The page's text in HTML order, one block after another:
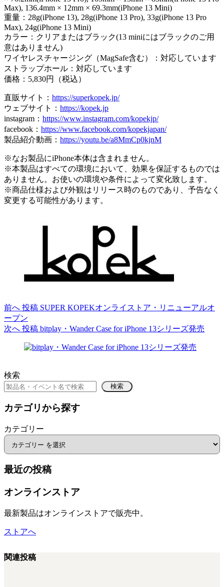
Max), 136.4mm × 12mm × 69.3mm(iPhone 13 Mini)
重量：28g(iPhone 13), 28g(iPhone 13 Pro), 33g(iPhone 13 Pro
Max), 24g(iPhone 13 Mini)
カラー：クリアまたはブラック(13 miniにはブラックのご用
意はありません)
ワイヤレスチャージング（MagSafe含む）：対応しています
ストラップホール：対応しています
価格：5,830円（税込）
直販サイト： https://superkopek.jp/
ウェブサイト： https://kopek.jp
instagram： https://www.instagram.com/kopekjp/
facebook： https://www.facebook.com/kopekjapan/
製品紹介動画： https://youtu.be/a8MmCp0kjnM
※なお製品にiPhone本体は含まれません。
※本製品はすべての環境において、効果を保証するものでは
ありません。お使いの環境や条件によって変化致します。
※商品仕様および外観はリリース時のものであり、予告なく
変更する可能性があります。
前へ 投稿 SUPER KOPEKオンライストア・リニューアルオ
ープン
次へ 投稿 bitplay・Wander Case for iPhone 13シリーズ発売
検索
検索
カテゴリから探す
カテゴリー
最近の投稿
オンラインストア
最新製品はオンラインストアで販売中。
ストアへ
関連投稿